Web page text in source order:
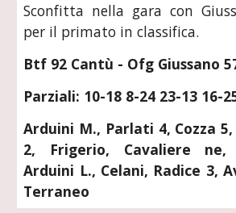
Sconfitta nella gara con
per il primato in classifica.
Btf 92 Cantù - Ofg Giussano
Parziali: 10-18 8-24 23-13 16-
Arduini M., Parlati 4, Cozza
2, Frigerio, Cavaliere ne,
Arduini L., Celani, Radice 3,
Terraneo